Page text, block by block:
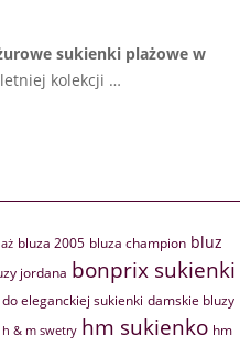
sukienki plażowe w
kolekcji …
bluza 2005 bluza champion bluz
jordana bonprix sukienki
eleganckiej sukienki damskie bluzy
h & m swetry hm sukienko hm